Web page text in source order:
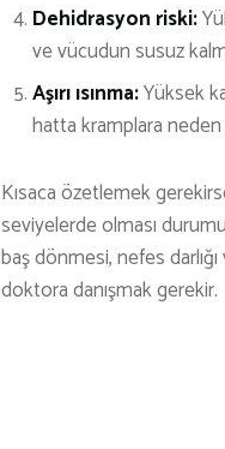
Dehidrasyon riski:
ve vücudun susuz
Aşırı ısınma:Yüksek
hatta kramplara neden
Kısaca özetlemek
seviyelerde olması
baş dönmesi, nefes
doktora danışmak gerekir.